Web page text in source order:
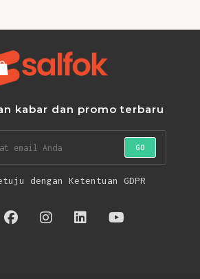
kabar dan promo terbaru
GO
dengan Ketentuan GDPR